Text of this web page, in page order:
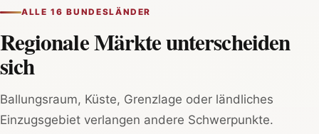
ALLE 16 BUNDESLÄNDER
Regionale Märkte unterscheiden
sich
Ballungsraum, Küste, Grenzlage oder ländliches
Einzugsgebiet verlangen andere Schwerpunkte.